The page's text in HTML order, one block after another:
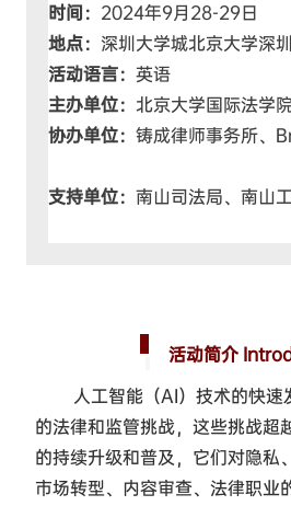
时间： 2024年9月28-29日
地点： 深圳大学城北京大学深
活动语言：英语
主办单位：北京大学国际法学
协办单位：铸成律师事务所、
支持单位：南山司法局、南山
活动简介
人工智能（AI）技术的快
的法律和监管挑战，这些挑战超
的持续升级和普及，它们对隐私
市场转型、内容审查、法律职业